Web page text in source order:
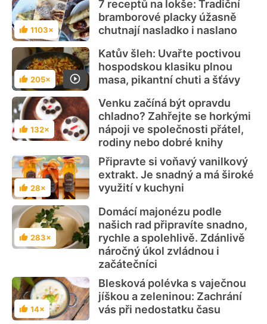
Hodnocení
1103×
7 receptů na lokše: Tradiční
bramborové placky úžasně
chutnají nasladko i naslano
Hodnocení
205×
Katův šleh: Uvařte poctivou
hospodskou klasiku plnou
masa, pikantní chuti a šťávy
Hodnocení
132×
Venku začíná být opravdu
chladno? Zahřejte se horkými
nápoji ve společnosti přátel,
rodiny nebo dobré knihy
Hodnocení
28×
Připravte si voňavý vanilkový
extrakt. Je snadný a má široké
využití v kuchyni
Hodnocení
283×
Domácí majonézu podle
našich rad připravíte snadno,
rychle a spolehlivě. Zdánlivě
náročný úkol zvládnou i
začátečníci
Hodnocení
14×
Blesková polévka s vaječnou
jíškou a zeleninou: Zachrání
vás při nedostatku času